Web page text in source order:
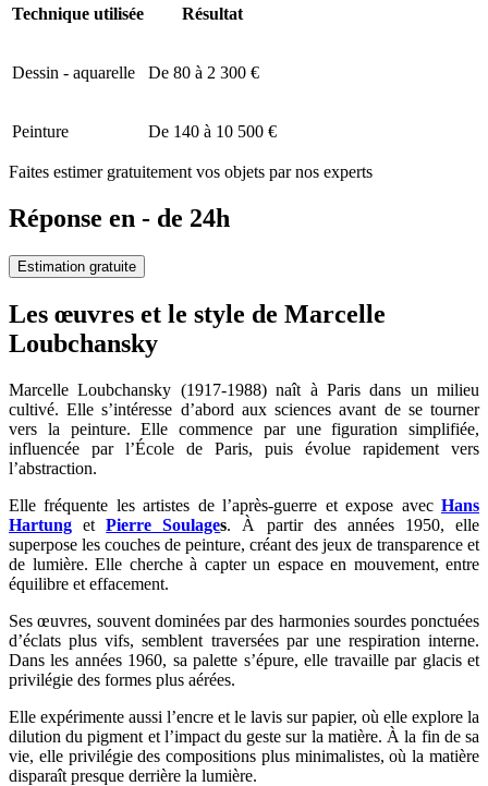
Technique utilisée Résultat
Dessin - aquarelle De 80 à 2 300 €
Peinture De 140 à 10 500 €
Faites estimer gratuitement vos objets par nos experts
Réponse en - de 24h
Estimation gratuite
Les œuvres et le style de Marcelle
Loubchansky
Marcelle Loubchansky (1917-1988) naît à Paris dans un milieu
cultivé. Elle s’intéresse d’abord aux sciences avant de se tourner
vers la peinture. Elle commence par une figuration simplifiée,
influencée par l’École de Paris, puis évolue rapidement vers
l’abstraction.
Elle fréquente les artistes de l’après-guerre et expose avec Hans
Hartung etPierre Soulages. À partir des années 1950, elle
superpose les couches de peinture, créant des jeux de transparence et
de lumière. Elle cherche à capter un espace en mouvement, entre
équilibre et effacement.
Ses œuvres, souvent dominées par des harmonies sourdes ponctuées
d’éclats plus vifs, semblent traversées par une respiration interne.
Dans les années 1960, sa palette s’épure, elle travaille par glacis et
privilégie des formes plus aérées.
Elle expérimente aussi l’encre et le lavis sur papier, où elle explore la
dilution du pigment et l’impact du geste sur la matière. À la fin de sa
vie, elle privilégie des compositions plus minimalistes, où la matière
disparaît presque derrière la lumière.